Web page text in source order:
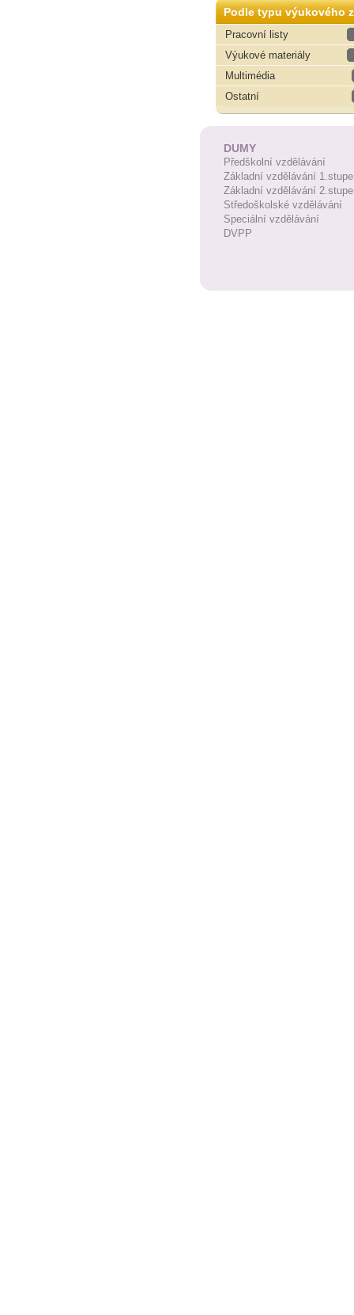
Podle typu výukového
Pracovní listy
Výukové materiály
Multimédia
Ostatní
DUMY
Předškolní vzdělávání
Základní vzdělávání
Základní vzdělávání
Středoškolské vzdělávání
Speciální vzdělávání
DVPP